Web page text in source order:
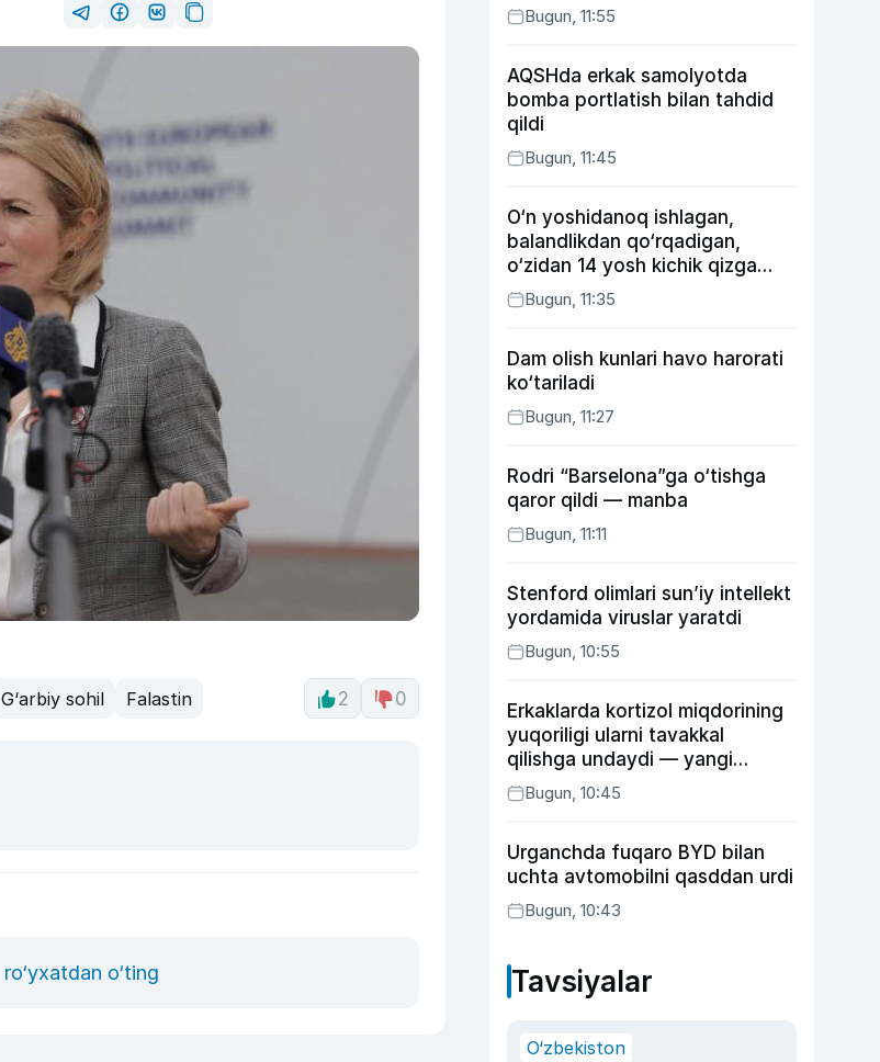
G‘arbiy sohil Falastin 2 0
ro‘yxatdan o‘ting
Bugun, 11:55
AQSHda erkak samolyotda
bomba portlatish bilan tahdid
qildi
Bugun, 11:45
O‘n yoshidanoq ishlagan,
balandlikdan qo‘rqadigan,
o‘zidan 14 yosh kichik qizga
uylangan Yorqinxo‘ja Umarov
34 yoshda
Bugun, 11:35
Dam olish kunlari havo harorati
ko‘tariladi
Bugun, 11:27
Rodri “Barselona”ga o‘tishga
qaror qildi — manba
Bugun, 11:11
Stenford olimlari sun’iy intellekt
yordamida viruslar yaratdi
Bugun, 10:55
Erkaklarda kortizol miqdorining
yuqoriligi ularni tavakkal
qilishga undaydi — yangi
tadqiqot
Bugun, 10:45
Urganchda fuqaro BYD bilan
uchta avtomobilni qasddan urdi
Bugun, 10:43
Tavsiyalar
O‘zbekiston